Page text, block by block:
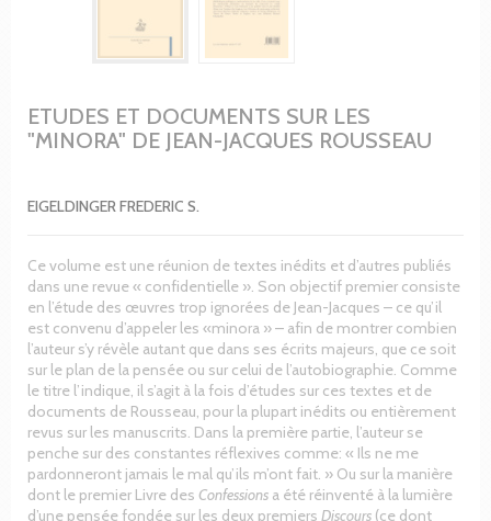
ETUDES ET DOCUMENTS SUR LES
"MINORA" DE JEAN-JACQUES ROUSSEAU
EIGELDINGER FREDERIC S.
Ce volume est une réunion de textes inédits et d’autres publiés
dans une revue « confidentielle ». Son objectif premier consiste
en l’étude des œuvres trop ignorées de Jean-Jacques – ce qu’il
est convenu d’appeler les «minora » – afin de montrer combien
l’auteur s’y révèle autant que dans ses écrits majeurs, que ce soit
sur le plan de la pensée ou sur celui de l’autobiographie. Comme
le titre l’indique, il s’agit à la fois d’études sur ces textes et de
documents de Rousseau, pour la plupart inédits ou entièrement
revus sur les manuscrits. Dans la première partie, l’auteur se
penche sur des constantes réflexives comme: « Ils ne me
pardonneront jamais le mal qu’ils m’ont fait. » Ou sur la manière
dont le premier Livre des Confessions a été réinventé à la lumière
d’une pensée fondée sur les deux premiers Discours (ce dont